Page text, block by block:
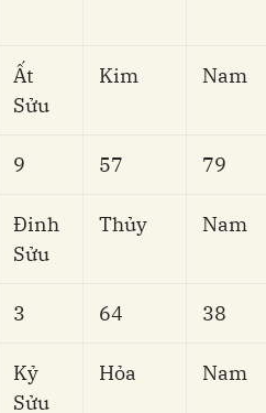
Ất
Sửu
Kim Nam
9 57 79
Đinh
Sửu
Thủy Nam
3 64 38
Kỷ
Sửu
Hỏa Nam